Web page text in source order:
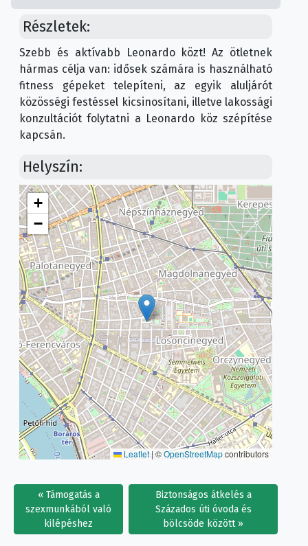
Részletek:
Szebb és aktívabb Leonardo közt! Az ötletnek
hármas célja van: idősek számára is használható
fitness gépeket telepíteni, az egyik aluljárót
közösségi festéssel kicsinosítani, illetve lakossági
konzultációt folytatni a Leonardo köz szépítése
kapcsán.
Helyszín:
+
−
Leaflet |©OpenStreetMapcontributors
Támogatás a
szexmunkából való
kilépéshez
Biztonságos átkelés a
Százados úti óvoda és
bölcsöde között